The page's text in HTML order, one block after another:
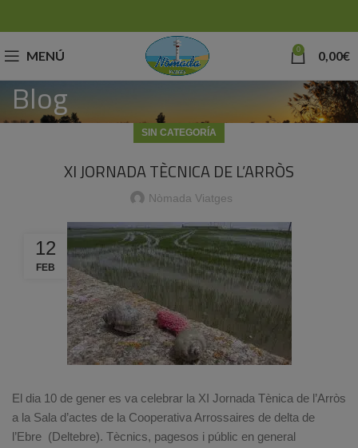
MENÚ 0 0,00€
Blog
SIN CATEGORÍA
XI JORNADA TÈCNICA DE L’ARRÒS
Nòmada Viatges
12
FEB
El dia 10 de gener es va celebrar la XI Jornada Tènica de l’Arròs
a la Sala d’actes de la Cooperativa Arrossaires de delta de
l’Ebre (Deltebre). Tècnics, pagesos i públic en general